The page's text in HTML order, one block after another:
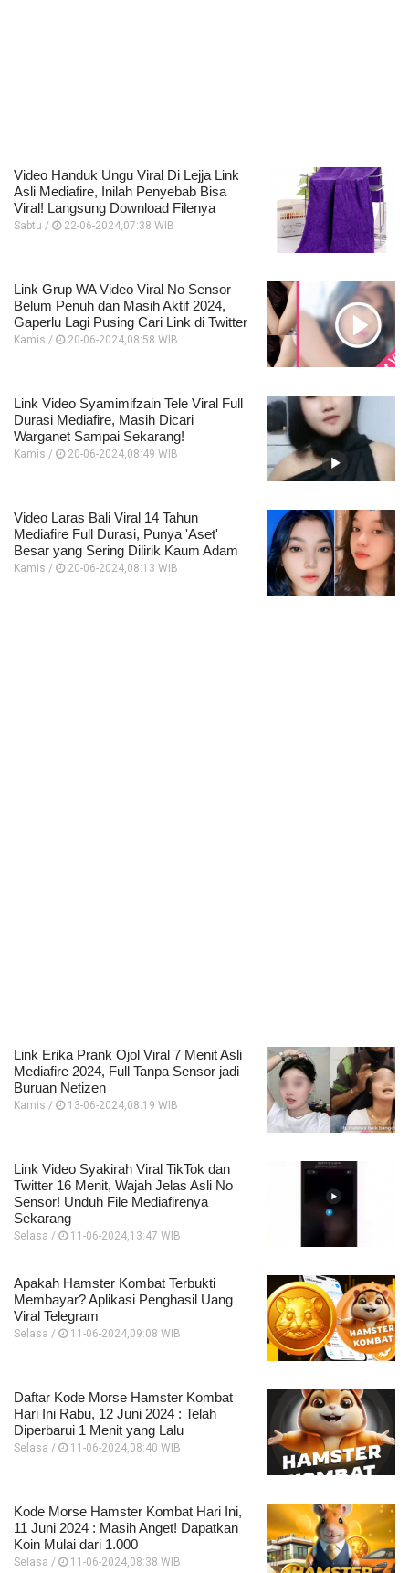
Video Handuk Ungu Viral Di Lejja Link
Asli Mediafire, Inilah Penyebab Bisa
Viral! Langsung Download Filenya
Sabtu / 22-06-2024,07:38 WIB
Link Grup WA Video Viral No Sensor
Belum Penuh dan Masih Aktif 2024,
Gaperlu Lagi Pusing Cari Link di Twitter
Kamis / 20-06-2024,08:58 WIB
Link Video Syamimifzain Tele Viral Full
Durasi Mediafire, Masih Dicari
Warganet Sampai Sekarang!
Kamis / 20-06-2024,08:49 WIB
Video Laras Bali Viral 14 Tahun
Mediafire Full Durasi, Punya 'Aset'
Besar yang Sering Dilirik Kaum Adam
Kamis / 20-06-2024,08:13 WIB
Link Erika Prank Ojol Viral 7 Menit Asli
Mediafire 2024, Full Tanpa Sensor jadi
Buruan Netizen
Kamis / 13-06-2024,08:19 WIB
Link Video Syakirah Viral TikTok dan
Twitter 16 Menit, Wajah Jelas Asli No
Sensor! Unduh File Mediafirenya
Sekarang
Selasa / 11-06-2024,13:47 WIB
Apakah Hamster Kombat Terbukti
Membayar? Aplikasi Penghasil Uang
Viral Telegram
Selasa / 11-06-2024,09:08 WIB
Daftar Kode Morse Hamster Kombat
Hari Ini Rabu, 12 Juni 2024 : Telah
Diperbarui 1 Menit yang Lalu
Selasa / 11-06-2024,08:40 WIB
Kode Morse Hamster Kombat Hari Ini,
11 Juni 2024 : Masih Anget! Dapatkan
Koin Mulai dari 1.000
Selasa / 11-06-2024,08:38 WIB